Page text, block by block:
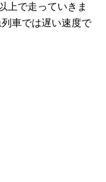
上で走っていきま
車では遅い速度で